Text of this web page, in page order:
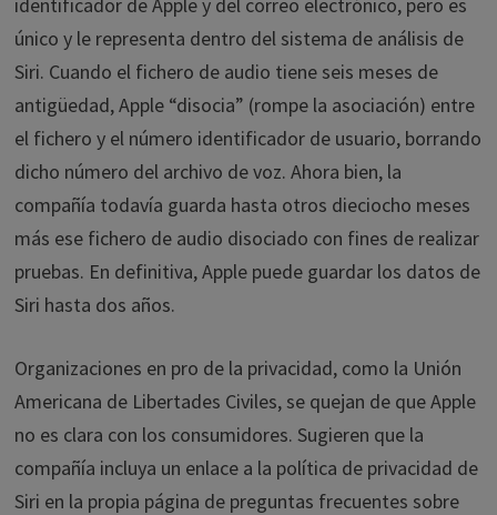
único y le representa dentro del sistema de análisis de
Siri. Cuando el fichero de audio tiene seis meses de
antigüedad, Apple “disocia” (rompe la asociación) entre
el fichero y el número identificador de usuario, borrando
dicho número del archivo de voz. Ahora bien, la
compañía todavía guarda hasta otros dieciocho meses
más ese fichero de audio disociado con fines de realizar
pruebas. En definitiva, Apple puede guardar los datos de
Siri hasta dos años.
Organizaciones en pro de la privacidad, como la Unión
Americana de Libertades Civiles, se quejan de que Apple
no es clara con los consumidores. Sugieren que la
compañía incluya un enlace a la política de privacidad de
Siri en la propia página de preguntas frecuentes sobre